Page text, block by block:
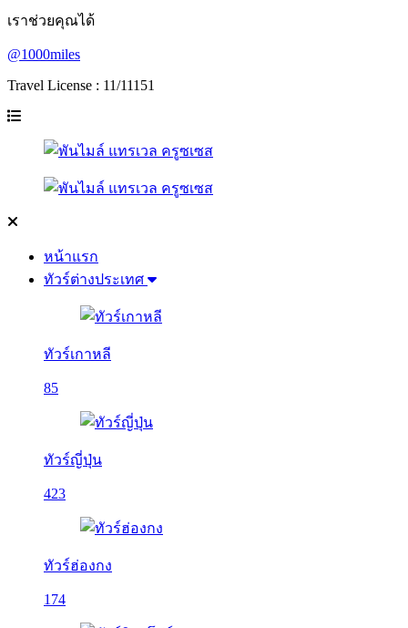
เราช่วยคุณได้
@1000miles
Travel License : 11/11151
หน้าแรก
ทัวร์ต่างประเทศ
ทัวร์เกาหลี
85
ทัวร์ญี่ปุ่น
423
ทัวร์ฮ่องกง
174